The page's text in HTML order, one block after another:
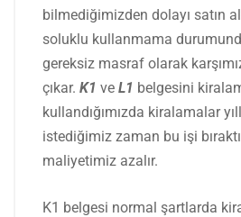
bilmediğimizden dolayı satın
soluklu kullanmama
gereksiz masraf olarak
çıkar. K1 ve L1 belgesini
kullandığımızda kiralamalar
istediğimiz zaman bu işi
maliyetimiz azalır.
K1 belgesi normal şartlarda